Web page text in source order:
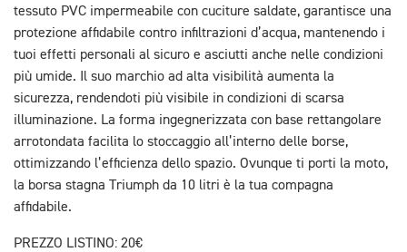
tessuto PVC impermeabile con cuciture saldate, garantisce una
protezione affidabile contro infiltrazioni d’acqua, mantenendo i
tuoi effetti personali al sicuro e asciutti anche nelle condizioni
più umide. Il suo marchio ad alta visibilità aumenta la
sicurezza, rendendoti più visibile in condizioni di scarsa
illuminazione. La forma ingegnerizzata con base rettangolare
arrotondata facilita lo stoccaggio all’interno delle borse,
ottimizzando l’efficienza dello spazio. Ovunque ti porti la moto,
la borsa stagna Triumph da 10 litri è la tua compagna
affidabile.
PREZZO LISTINO: 20€